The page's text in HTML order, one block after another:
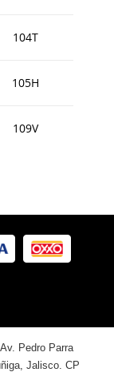
104T
105H
109V
Av. Pedro Parra
Jalisco. CP